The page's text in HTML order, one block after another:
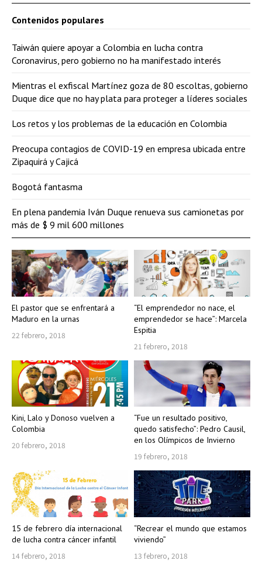
El pastor que se enfrentará a
Maduro en la urnas
22 febrero, 2018
“El emprendedor no nace, el
emprendedor se hace”: Marcela
Espitia
21 febrero, 2018
Kini, Lalo y Donoso vuelven a
Colombia
20 febrero, 2018
“Fue un resultado positivo,
quedo satisfecho”: Pedro Causil,
en los Olímpicos de Invierno
19 febrero, 2018
15 de febrero día internacional
de lucha contra cáncer infantil
14 febrero, 2018
“Recrear el mundo que estamos
viviendo”
13 febrero, 2018
Contenidos populares
Taiwán quiere apoyar a Colombia en lucha contra
Coronavirus, pero gobierno no ha manifestado interés
Mientras el exfiscal Martínez goza de 80 escoltas, gobierno
Duque dice que no hay plata para proteger a líderes sociales
Los retos y los problemas de la educación en Colombia
Preocupa contagios de COVID-19 en empresa ubicada entre
Zipaquirá y Cajicá
Bogotá fantasma
En plena pandemia Iván Duque renueva sus camionetas por
más de $ 9 mil 600 millones